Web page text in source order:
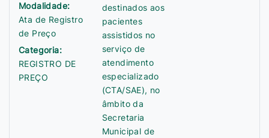
Modalidade:
Ata de Registro
de Preço
Categoria:
REGISTRO DE
PREÇO
destinados aos
pacientes
assistidos no
serviço de
atendimento
especializado
(CTA/SAE), no
âmbito da
Secretaria
Municipal de